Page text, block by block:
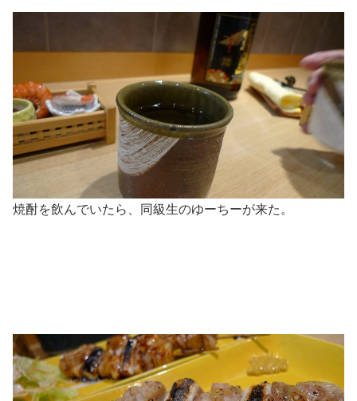
焼酎を飲んでいたら、同級生のゆーちーが来た。